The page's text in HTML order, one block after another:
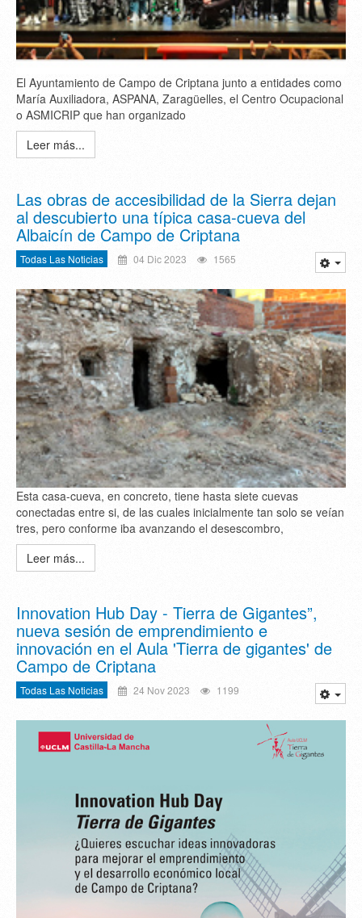
El Ayuntamiento de Campo de Criptana junto a entidades como
María Auxiliadora, ASPANA, Zaragüelles, el Centro Ocupacional
o ASMICRIP que han organizado
Leer más...
Las obras de accesibilidad de la Sierra dejan
al descubierto una típica casa-cueva del
Albaicín de Campo de Criptana
Todas Las Noticias 04 Dic 2023 1565
Esta casa-cueva, en concreto, tiene hasta siete cuevas
conectadas entre si, de las cuales inicialmente tan solo se veían
tres, pero conforme iba avanzando el desescombro,
Leer más...
Innovation Hub Day - Tierra de Gigantes”,
nueva sesión de emprendimiento e
innovación en el Aula 'Tierra de gigantes' de
Campo de Criptana
Todas Las Noticias 24 Nov 2023 1199